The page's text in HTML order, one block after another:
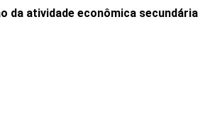
da atividade econômica secundária